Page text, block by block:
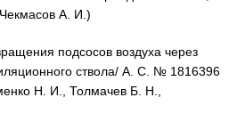
А. И.)
подсосов воздуха через
ствола/ А. С. № 1816396
Н. И., Толмачев Б. Н.,